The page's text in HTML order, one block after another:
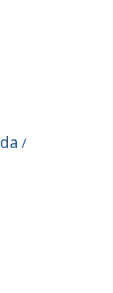
/